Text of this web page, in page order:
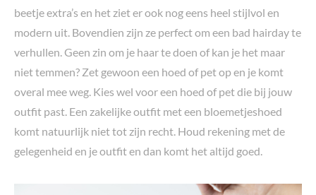
beetje extra’s en het ziet er ook nog eens heel stijlvol en
modern uit. Bovendien zijn ze perfect om een bad hairday te
verhullen. Geen zin om je haar te doen of kan je het maar
niet temmen? Zet gewoon een hoed of pet op en je komt
overal mee weg. Kies wel voor een hoed of pet die bij jouw
outfit past. Een zakelijke outfit met een bloemetjeshoed
komt natuurlijk niet tot zijn recht. Houd rekening met de
gelegenheid en je outfit en dan komt het altijd goed.